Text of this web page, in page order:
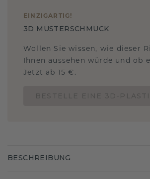
EINZIGARTIG !
3D MUSTERSCHMUCK
Wollen Sie wissen, wie dieser
Ihnen aussehen würde und ob
Jetzt ab 15 €.
BESCHREIBUNG